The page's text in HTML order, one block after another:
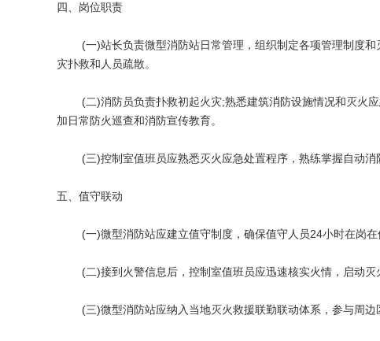
四、岗位职责
(一)站长负责微型消防站日常管理，组织制定各项管理制度和
灾扑救和人员疏散。
(二)消防员负责扑救初起火灾;熟悉建筑消防设施情况和灭火应
加日常防火巡查和消防宣传教育。
(三)控制室值班员应熟悉灭火应急处置程序，熟练掌握自动消
五、值守联动
(一)微型消防站应建立值守制度，确保值守人员24小时在岗在
(二)接到火警信息后，控制室值班员应迅速核实火情，启动灭
(三)微型消防站应纳入当地灭火救援联勤联动体系，参与周边